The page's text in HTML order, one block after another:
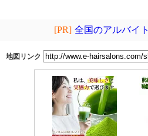
[PR] 全国のアルバイ
地図リンク